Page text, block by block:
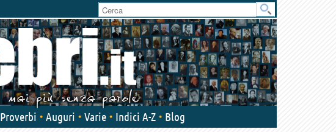
User
area
Proverbi Auguri Varie Indici A-Z Blog